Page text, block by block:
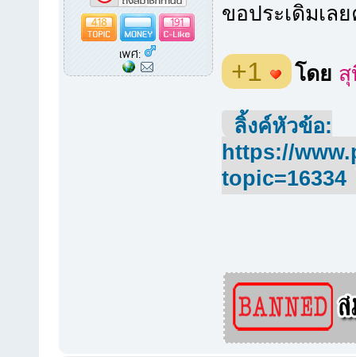
418
191
เพศ:
ขอประเดิมเ
+1 โดย
ลิ้งค์หัวข้อ:
https://
topic=16334